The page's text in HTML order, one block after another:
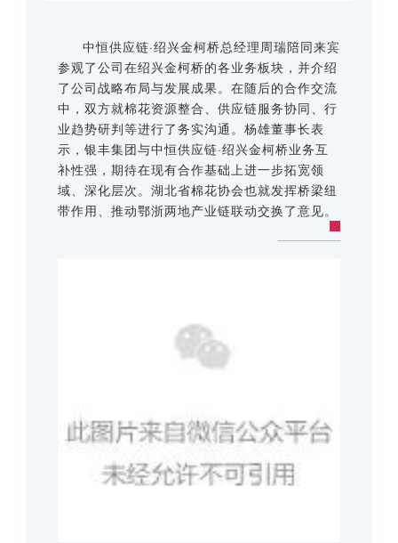
中恒供应链·绍兴金柯桥总经理周瑞陪同来宾
参观了公司在绍兴金柯桥的各业务板块，并介绍
了公司战略布局与发展成果。在随后的合作交流
中，双方就棉花资源整合、供应链服务协同、行
业趋势研判等进行了务实沟通。杨雄董事长表
示，银丰集团与中恒供应链·绍兴金柯桥业务互
补性强，期待在现有合作基础上进一步拓宽领
域、深化层次。湖北省棉花协会也就发挥桥梁纽
带作用、推动鄂浙两地产业链联动交换了意见。